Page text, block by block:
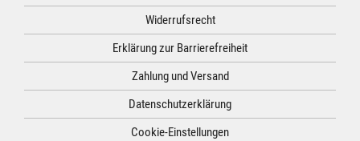
Widerrufsrecht
Erklärung zur Barrierefreiheit
Zahlung und Versand
Datenschutzerklärung
Cookie-Einstellungen